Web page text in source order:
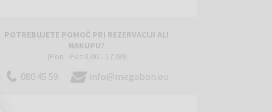
POTREBUJETE POMOČ PRI REZERVACIJI ALI
NAKUPU?
(Pon - Pet 8.00 - 17.00)
080 45 59 info@megabon.eu